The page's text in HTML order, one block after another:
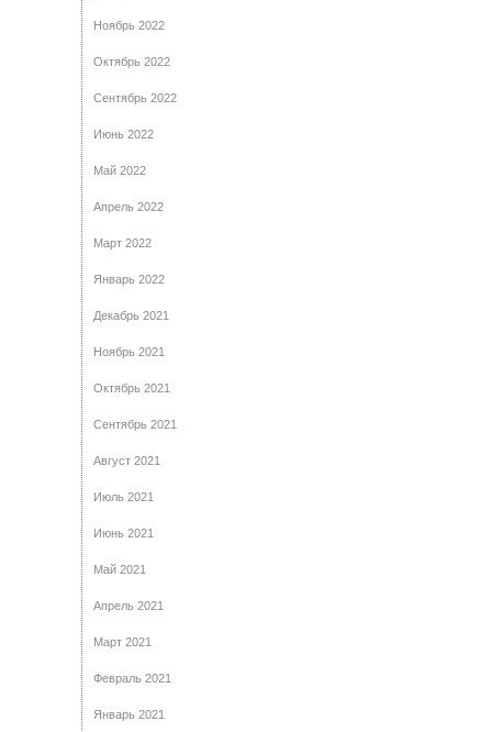
Ноябрь 2022
Октябрь 2022
Сентябрь 2022
Июнь 2022
Май 2022
Апрель 2022
Март 2022
Январь 2022
Декабрь 2021
Ноябрь 2021
Октябрь 2021
Сентябрь 2021
Август 2021
Июль 2021
Июнь 2021
Май 2021
Апрель 2021
Март 2021
Февраль 2021
Январь 2021